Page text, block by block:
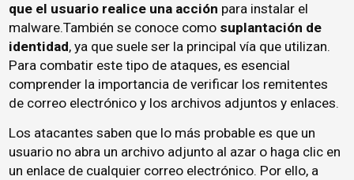
que el usuario realice una acción para instalar el
malware.También se conoce como suplantación de
identidad, ya que suele ser la principal vía que utilizan.
Para combatir este tipo de ataques, es esencial
comprender la importancia de verificar los remitentes
de correo electrónico y los archivos adjuntos y enlaces.
Los atacantes saben que lo más probable es que un
usuario no abra un archivo adjunto al azar o haga clic en
un enlace de cualquier correo electrónico. Por ello, a